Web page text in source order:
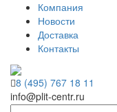
Компания
Новости
Доставка
Контакты
8 (495) 767 18 11
info@plit-centr.ru